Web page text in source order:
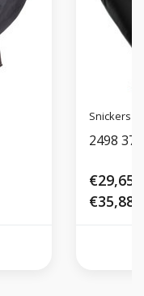
Snickers
2498
€29,65
€35,88